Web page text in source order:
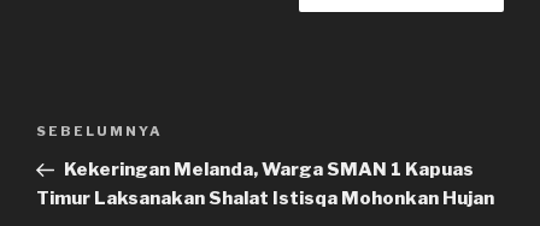
Navigasi
Pos
Sebelumnya
SEBELUMNYA
Kekeringan Melanda, Warga SMAN 1 Kapuas
Timur Laksanakan Shalat Istisqa Mohonkan Hujan